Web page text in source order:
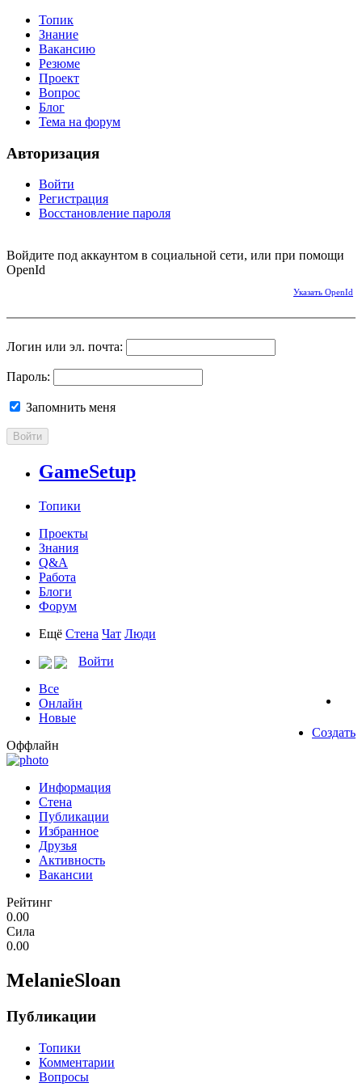
Топик
Знание
Вакансию
Резюме
Проект
Вопрос
Блог
Тема на форум
Авторизация
Войти
Регистрация
Восстановление пароля
Войдите под аккаунтом в социальной сети, или при помощи
OpenId
Указать OpenId
Логин или эл. почта:
Пароль:
Запомнить меня
Войти
GameSetup
Топики
Проекты
Знания
Q&A
Работа
Блоги
Форум
Ещё Стена Чат Люди
Войти
Все
Онлайн
Новые
Создать
Оффлайн
Информация
Стена
Публикации
Избранное
Друзья
Активность
Вакансии
Рейтинг
0.00
Сила
0.00
MelanieSloan
Публикации
Топики
Комментарии
Вопросы